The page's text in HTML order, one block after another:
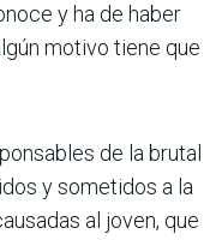
y ha de haber
motivo tiene que
de la brutal
y sometidos a la
al joven, que